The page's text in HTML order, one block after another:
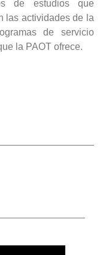
de estudios que
las actividades de la
de servicio
la PAOT ofrece.